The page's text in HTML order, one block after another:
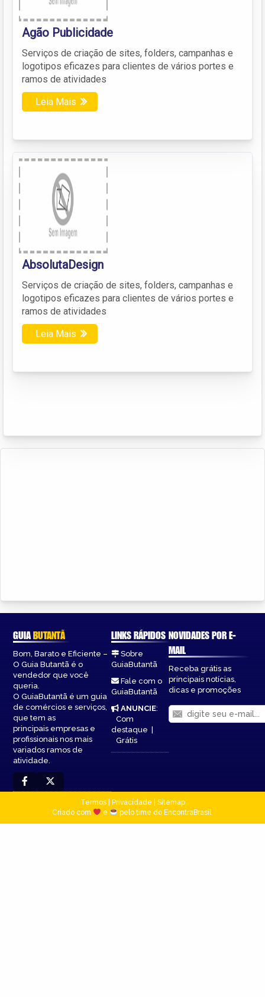
Agão Publicidade
Serviços de criação de sites, folders, campanhas e
logotipos eficazes para clientes de vários portes e
ramos de atividades
Leia Mais
AbsolutaDesign
Serviços de criação de sites, folders, campanhas e
logotipos eficazes para clientes de vários portes e
ramos de atividades
Leia Mais
GUIABUTANTÃ
Bom, Barato e Eficiente –
O Guia Butantã é o
vendedor que você
queria.
O GuiaButantã é um guia
de comércios e serviços,
que tem as
principais empresas e
profissionais nos mais
variados ramos de
atividade.
LINKS RÁPIDOS
Sobre
GuiaButantã
Fale com o
GuiaButantã
ANUNCIE:
Com
destaque|
Grátis
NOVIDADES POR E-
MAIL
Receba grátis as
principais notícias,
dicas e promoções
Termos| Privacidade
Sitemap
Criado com
e pelo time do EncontraBrasil